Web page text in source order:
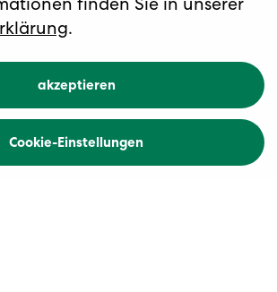
.
akzeptieren
Cookie-Einstellungen
Spatzen
Buchen